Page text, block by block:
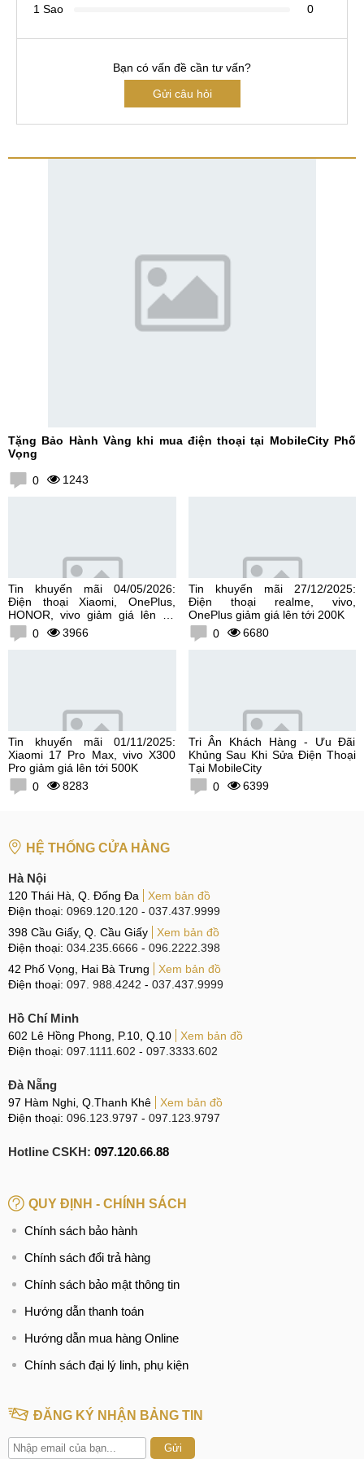
1 Sao
0
Bạn có vấn đề cần tư vấn?
Gửi câu hỏi
Tặng Bảo Hành Vàng khi mua điện thoại tại MobileCity Phố
Vọng
0 1243
Tin khuyến mãi 04/05/2026:
Điện thoại Xiaomi, OnePlus,
HONOR, vivo giảm giá lên tới
300K0 3966
Tin khuyến mãi 27/12/2025:
Điện thoại realme, vivo,
OnePlus giảm giá lên tới 200K
0
6680
Tin khuyến mãi 01/11/2025:
Xiaomi 17 Pro Max, vivo X300
Pro giảm giá lên tới 500K
0
8283
Tri Ân Khách Hàng - Ưu Đãi
Khủng Sau Khi Sửa Điện Thoại
Tại MobileCity
0
6399
HỆ THỐNG CỬA HÀNG
Hà Nội
120 Thái Hà, Q. Đống Đa
Xem bản đồ
Điện thoại: 0969.120.120 - 037.437.9999
398 Cầu Giấy, Q. Cầu Giấy
Xem bản đồ
Điện thoại: 034.235.6666 - 096.2222.398
42 Phố Vọng, Hai Bà Trưng
Xem bản đồ
Điện thoại: 097. 988.4242 - 037.437.9999
Hồ Chí Minh
602 Lê Hồng Phong, P.10, Q.10
Xem bản đồ
Điện thoại: 097.1111.602 - 097.3333.602
Đà Nẵng
97 Hàm Nghi, Q.Thanh Khê
Xem bản đồ
Điện thoại: 096.123.9797 - 097.123.9797
Hotline CSKH: 097.120.66.88
QUY ĐỊNH - CHÍNH SÁCH
Chính sách bảo hành
Chính sách đổi trả hàng
Chính sách bảo mật thông tin
Hướng dẫn thanh toán
Hướng dẫn mua hàng Online
Chính sách đại lý linh, phụ kiện
ĐĂNG KÝ NHẬN BẢNG TIN
Gửi